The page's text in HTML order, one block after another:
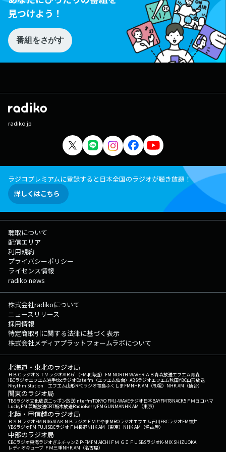
見つけよう！
番組をさがす
radiko.jp
ラジコプレミアムに登録すると日本全国のラジオが聴き放題！
詳しくはこちら
聴取について
配信エリア
利用規約
プライバシーポリシー
ライセンス情報
radiko news
株式会社radikoについて
ニュースリリース
採用情報
特定商取引に関する法律に基づく表示
株式会社メディアプラットフォームラボについて
北海道・東北のラジオ局
ＨＢＣラジオＳＴＶラジオAIR-G'（FM北海道） FM NORTH WAVEＲＡＢ青森放送エフエム青森
IBCラジオエフエム岩手tbcラジオDate fm（エフエム仙台） ABSラジオエフエム秋田YBC山形放送
Rhythm Station エフエム山形RFCラジオ福島ふくしまFMNHK AM（札幌） NHK AM（仙台）
関東のラジオ局
TBSラジオ文化放送ニッポン放送interfmTOKYO FMJ-WAVEラジオ日本BAYFM78NACK5 ＦＭヨコハマ
LuckyFM 茨城放送CRT栃木放送RadioBerryFM GUNMANHK AM（東京）
北陸・甲信越のラジオ局
ＢＳＮラジオFM NIIGATAＫＮＢラジオ ＦＭとやまMROラジオエフエム石川FBCラジオFM福井
YBSラジオFM FUJISBCラジオ ＦＭ長野NHK AM（東京） NHK AM（名古屋）
中部のラジオ局
CBCラジオ東海ラジオぎふチャンZIP-FMFM AICHI ＦＭ ＧＩＦＵ SBSラジオK-MIX SHIZUOKA
レディオキューブ ＦＭ三重NHK AM（名古屋）